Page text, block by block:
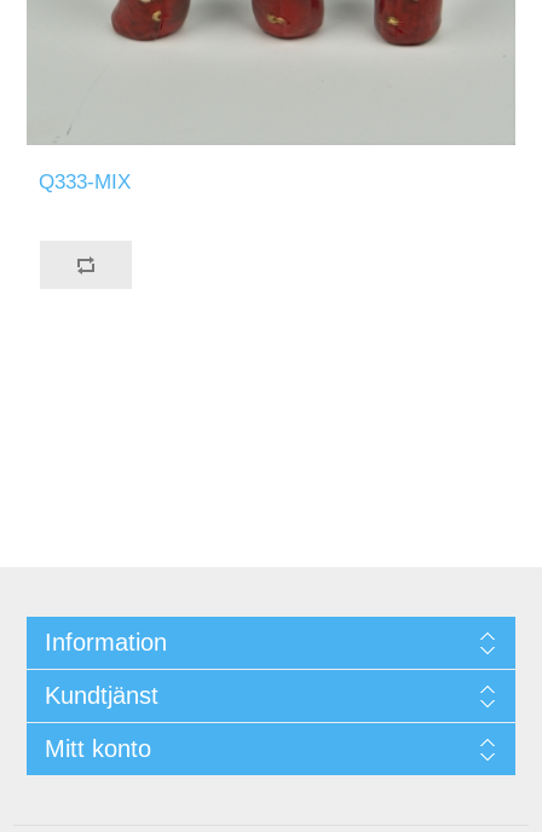
Q333-MIX
Information
Kundtjänst
Mitt konto